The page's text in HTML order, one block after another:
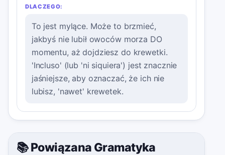
DLACZEGO:
To jest mylące. Może to brzmieć,
jakbyś nie lubił owoców morza DO
momentu, aż dojdziesz do krewetki.
'Incluso' (lub 'ni siquiera') jest znacznie
jaśniejsze, aby oznaczać, że ich nie
lubisz, 'nawet' krewetek.
📚 Powiązana Gramatyka